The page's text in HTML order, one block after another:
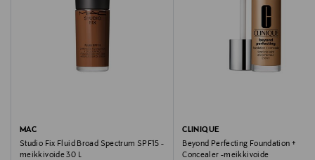
MAC
Studio Fix Fluid Broad Spectrum SPF15 -
meikkivoide 30 L
CLINIQUE
Beyond Perfecting Foundation +
Concealer -meikkivoide